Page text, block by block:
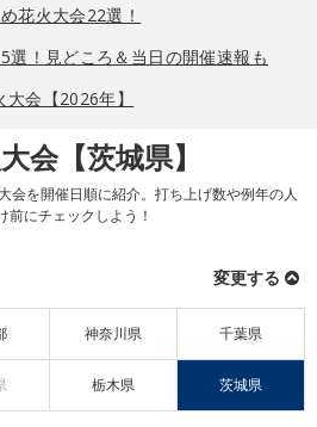
花火大会22選！
選！見どころ＆当日の開催速報も
会【2026年】
会【茨城県】
会を開催日順に紹介。打ち上げ数や例年の人
にチェックしよう！
変更する
神奈川県 千葉県
栃木県 茨城県